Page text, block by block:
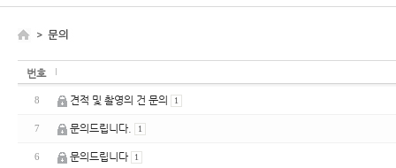
번호
8 견적 및 촬영의 건 문의 1
7 문의드립니다. 1
6 문의드립니다 1